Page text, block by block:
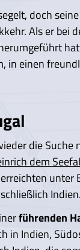
doch
Als er bei
in einen
die Suche
dem
unter
Indien.
führenden
in Indien,